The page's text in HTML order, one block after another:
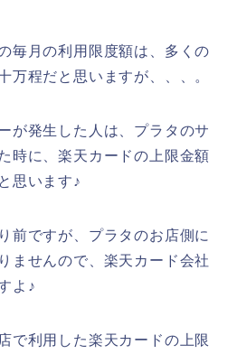
毎月の利用限度額は、多くの
万程だと思いますが、、、。
が発生した人は、プラタのサ
時に、楽天カードの上限金額
思います♪
前ですが、プラタのお店側に
ませんので、楽天カード会社
よ♪
で利用した楽天カードの上限